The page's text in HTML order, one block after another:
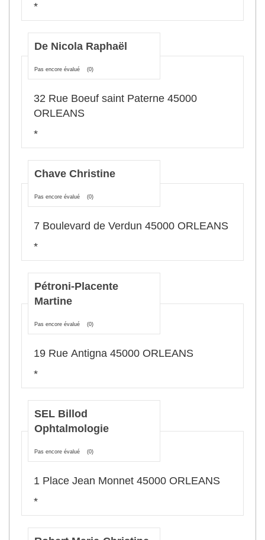
*
De Nicola Raphaël
Pas encore évalué (0)
32 Rue Boeuf saint Paterne 45000
ORLEANS
*
Chave Christine
Pas encore évalué (0)
7 Boulevard de Verdun 45000 ORLEANS
*
Pétroni-Placente
Martine
Pas encore évalué (0)
19 Rue Antigna 45000 ORLEANS
*
SEL Billod
Ophtalmologie
Pas encore évalué (0)
1 Place Jean Monnet 45000 ORLEANS
*